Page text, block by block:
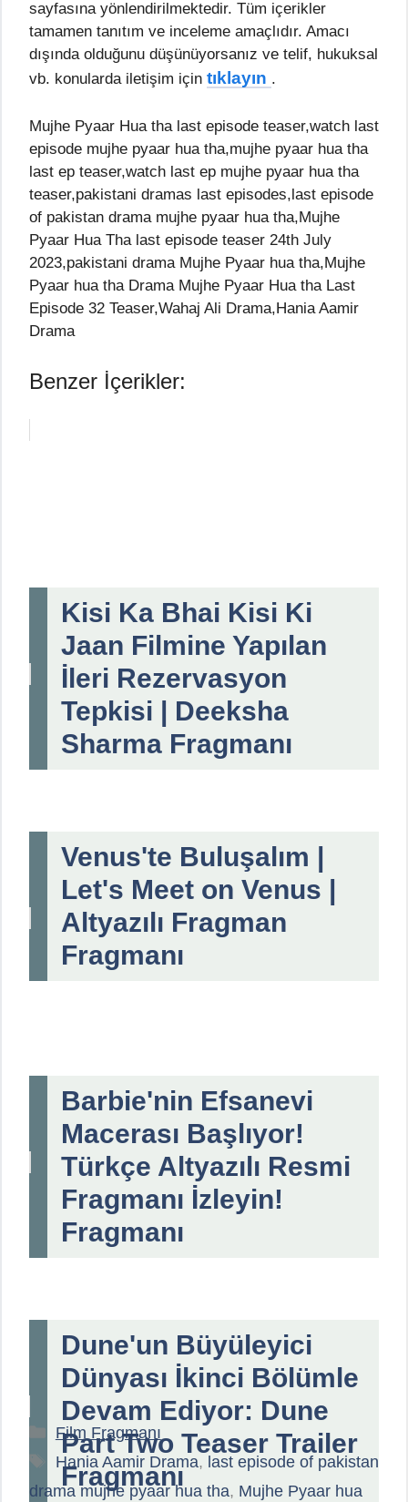
sayfasına yönlendirilmektedir. Tüm içerikler
tamamen tanıtım ve inceleme amaçlıdır. Amacı
dışında olduğunu düşünüyorsanız ve telif, hukuksal
vb. konularda iletişim için tıklayın .
Mujhe Pyaar Hua tha last episode teaser,watch last
episode mujhe pyaar hua tha,mujhe pyaar hua tha
last ep teaser,watch last ep mujhe pyaar hua tha
teaser,pakistani dramas last episodes,last episode
of pakistan drama mujhe pyaar hua tha,Mujhe
Pyaar Hua Tha last episode teaser 24th July
2023,pakistani drama Mujhe Pyaar hua tha,Mujhe
Pyaar hua tha Drama Mujhe Pyaar Hua tha Last
Episode 32 Teaser,Wahaj Ali Drama,Hania Aamir
Drama
Benzer İçerikler:
Kisi Ka Bhai Kisi Ki
Jaan Filmine Yapılan
İleri Rezervasyon
Tepkisi | Deeksha
Sharma Fragmanı
Venus'te Buluşalım |
Let's Meet on Venus |
Altyazılı Fragman
Fragmanı
Barbie'nin Efsanevi
Macerası Başlıyor!
Türkçe Altyazılı Resmi
Fragmanı İzleyin!
Fragmanı
Dune'un Büyüleyici
Dünyası İkinci Bölümle
Devam Ediyor: Dune
Part Two Teaser Trailer
Fragmanı
Kategoriler
Film Fragmanı
Etiketler
Hania Aamir Drama, last episode of pakistan
drama mujhe pyaar hua tha, Mujhe Pyaar hua